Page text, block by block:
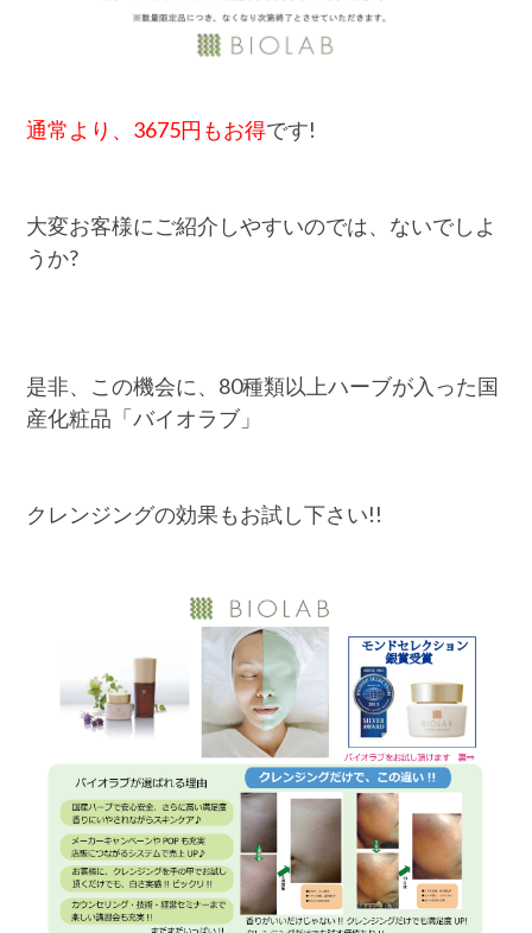
通常より、3675円もお得です!
大変お客様にご紹介しやすいのでは、ないでしよ
うか?
是非、この機会に、80種類以上ハーブが入った国
産化粧品「バイオラブ」
クレンジングの効果もお試し下さい!!